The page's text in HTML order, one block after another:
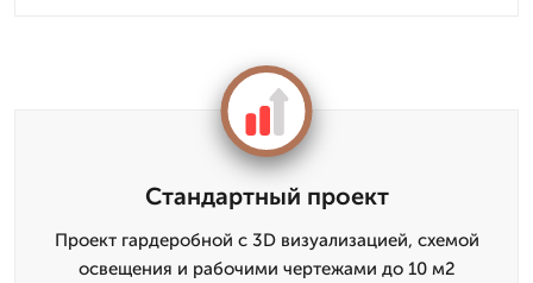
Стандартный проект
Проект гардеробной с 3D визуализацией, схемой
освещения и рабочими чертежами до 10 м2